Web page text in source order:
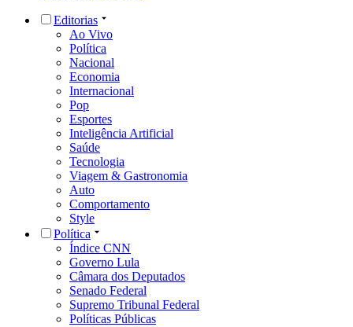
Editorias
Ao Vivo
Política
Nacional
Economia
Internacional
Pop
Esportes
Inteligência Artificial
Saúde
Tecnologia
Viagem & Gastronomia
Auto
Comportamento
Style
Política
Índice CNN
Governo Lula
Câmara dos Deputados
Senado Federal
Supremo Tribunal Federal
Políticas Públicas